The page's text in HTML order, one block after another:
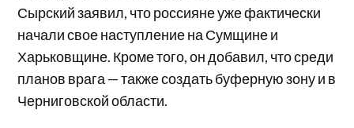
Сырский заявил, что россияне уже фактически
начали свое наступление на Сумщине и
Харьковщине. Кроме того, он добавил, что среди
планов врага — также создать буферную зону и в
Черниговской области.